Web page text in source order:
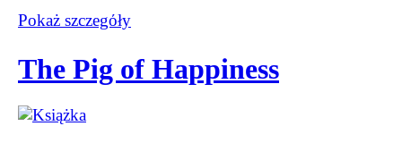
Pokaż szczegόły
The Pig of Happiness